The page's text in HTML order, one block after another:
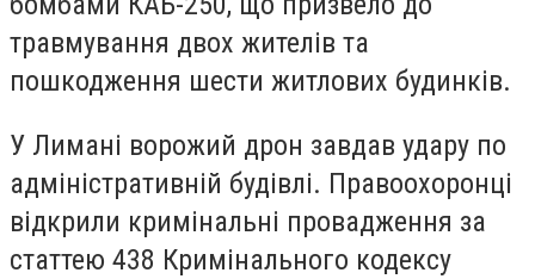
травмування двох жителів та
пошкодження шести житлових будинків.
У Лимані ворожий дрон завдав удару по
адміністративній будівлі. Правоохоронці
відкрили кримінальні провадження за
статтею 438 Кримінального кодексу